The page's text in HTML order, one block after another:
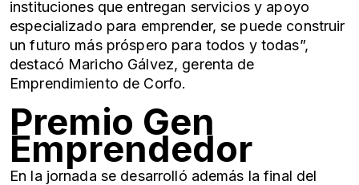
instituciones que entregan servicios y apoyo
especializado para emprender, se puede construir
un futuro más próspero para todos y todas”,
destacó Maricho Gálvez, gerenta de
Emprendimiento de Corfo.
Premio Gen
Emprendedor
En la jornada se desarrolló además la final del